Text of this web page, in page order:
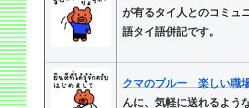
が有るタイ人とのコミュ
語タイ語併記です。
クマのブルー 楽しい職
んに、気軽に送れるよう